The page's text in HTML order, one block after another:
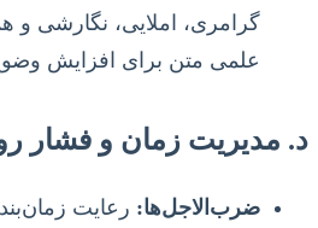
گرامری، املایی، نگارشی و
علمی متن برای افزایش
د. مدیریت زمان و فشار
ضرب‌الاجل‌ها: رعایت